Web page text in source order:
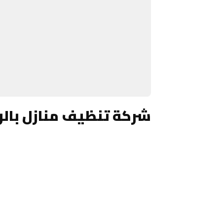
شركة تنظيف منازل